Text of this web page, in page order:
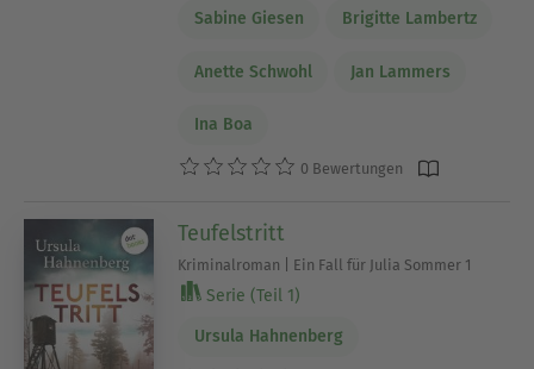
Sabine Giesen Brigitte Lambertz
Anette Schwohl Jan Lammers
Ina Boa
0 Bewertungen
Teufelstritt
Kriminalroman | Ein Fall für Julia Sommer 1
Serie (Teil 1)
Ursula Hahnenberg